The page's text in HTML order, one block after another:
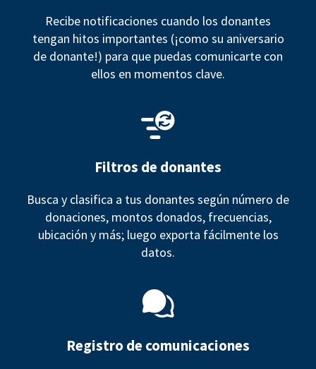
Recibe notificaciones cuando los donantes
tengan hitos importantes (¡como su aniversario
de donante!) para que puedas comunicarte con
ellos en momentos clave.
Filtros de donantes
Busca y clasifica a tus donantes según número de
donaciones, montos donados, frecuencias,
ubicación y más; luego exporta fácilmente los
datos.
Registro de comunicaciones